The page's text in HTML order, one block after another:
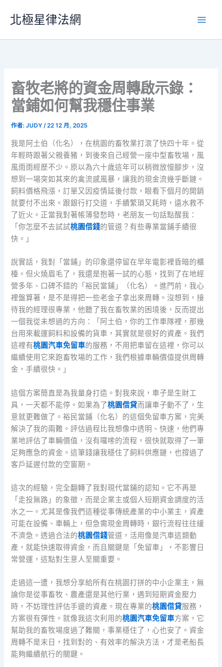
要
北極星律法網
畜牧老將的資金周轉啟示錄：
當鋪如何幫我穩住事業
作者:JUDY/22 12 月, 2025
我是阿土伯（化名），在桃園的畜牧業打滾了快四十年。從
年輕時跟著父親養豬，到後來自己經營一座中型畜牧場，風
風雨雨經歷不少。原以為六十歲這年可以稍微放慢腳步，沒
想到一場突如其來的禽流感風暴，讓我的現金流幾乎斷鏈。
飼料價格飛漲，訂單又因疫情延後付款，眼看下個月的開銷
就要付不出來。跟銀行打交道，手續繁瑣又耗時，遠水救不
了近火。正當我對著帳簿發愁時，老朋友一句話點醒我：
「你怎麼不去試試桃園借錢的管道？有些專業當鋪手續很
快。」
說實話，我對「當鋪」的印象還停留在早年電影裡昏暗的櫃
檯。但火燒眉毛了，我還是抱著一試的心態，找到了在地經
營多年、口碑不錯的「裕民當鋪」（化名）。進門前，我心
裡盤算著，是不是得把一些老金子拿出來周轉。沒想到，接
待我的經理很專業，他聽了我在畜牧業的困境後，反而提出
一個我從未想過的方向：「阿土伯，你的工作車隊裡，那幾
台用來載運飼料和設備的貨車，其實就是很好的資產。我們
這裡有桃園汽車免留車的服務，不用把車留在這裡，你可以
繼續使用它來跑畜牧場的工作，我們根據車輛價值提供周轉
金，手續很快。」
這個方案簡直是為我量身打造。對我來說，車子是生財工
具，一天都不能停。如果為了桃園借貸而讓車子動不了，生
意就更難做了。裕民當鋪（化名）的這個免留車方案，完美
解決了我的兩難。評估過程比我想像中透明、快速，他們專
業地評估了車輛價值，沒有囉嗦的流程，很快就取得了一筆
足夠應急的資金。這筆錢讓我穩住了飼料供應鏈，也撐過了
客戶延遲付款的空窗期。
這次的經驗，完全翻轉了我對現代當鋪的認知。它不再是
「走投無路」的象徵，而是企業主或個人短期資金調度的活
水之一。尤其是像我們這種從事傳統產業的中小業主，資產
可能在設備、車輛上，但急需現金周轉時，銀行流程往往緩
不濟急。透過合法的桃園借錢管道，活用像是汽車這類動
產，就能快速取得資金，而且關鍵是「免留車」，不影響日
常營運，這點對生意人至關重要。
走過這一遭，我想分享給所有在桃園打拼的中小企業主，無
論你是從事畜牧、農產還是其他行業，遇到短期資金壓力
時，不妨理性評估手邊的資產。現在專業的桃園借貸服務，
方案很有彈性。就像我這次利用的桃園汽車免留車方案，它
幫助我的畜牧場度過了難關，事業穩住了，心也安了。資金
周轉不是末日，找到對的、有效率的解決方法，才是老船長
能夠繼續航行的關鍵。